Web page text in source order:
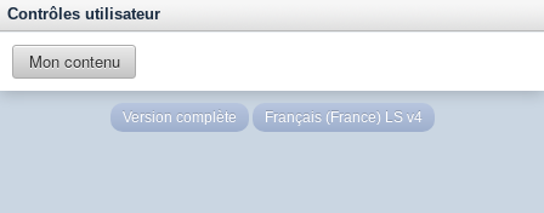
Contrôles utilisateur
Mon contenu
Version complète Français (France) LS v4